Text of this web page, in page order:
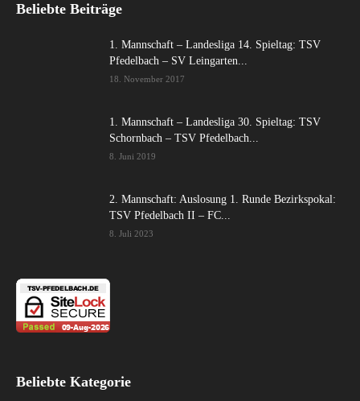
Beliebte Beiträge
1. Mannschaft – Landesliga 14. Spieltag: TSV
Pfedelbach – SV Leingarten...
18. November 2017
1. Mannschaft – Landesliga 30. Spieltag: TSV
Schornbach – TSV Pfedelbach...
8. Juni 2019
2. Mannschaft: Auslosung 1. Runde Bezirkspokal:
TSV Pfedelbach II – FC...
8. Juli 2023
Beliebte Kategorie